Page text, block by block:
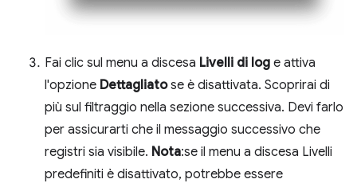
Fai clic sul menu a discesa Livelli di log e attiva
l'opzione Dettagliatose è disattivata. Scoprirai di
più sul filtraggio nella sezione successiva. Devi farlo
per assicurarti che il messaggio successivo che
registri sia visibile. Nota:se il menu a discesa Livelli
predefiniti è disattivato, potrebbe essere